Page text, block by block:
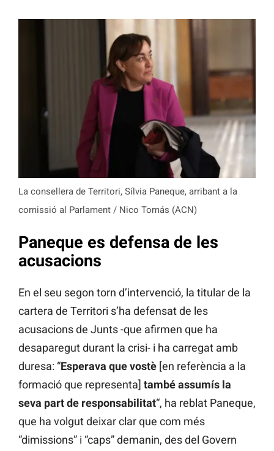
La consellera de Territori, Sílvia Paneque, arribant a la
comissió al Parlament / Nico Tomás (ACN)
Paneque es defensa de les
acusacions
En el seu segon torn d’intervenció, la titular de la
cartera de Territori s’ha defensat de les
acusacions de Junts -que afirmen que ha
desaparegut durant la crisi- i ha carregat amb
duresa: “Esperava que vostè [en referència a la
formació que representa] també assumís la
seva part de responsabilitat“, ha reblat Paneque,
que ha volgut deixar clar que com més
“dimissions” i “caps” demanin, des del Govern